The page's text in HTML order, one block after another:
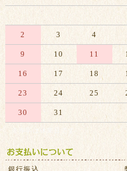
2 3 4
9 10 11
16 17 18
23 24 25
30 31
※赤字は休業日です
銀行振込